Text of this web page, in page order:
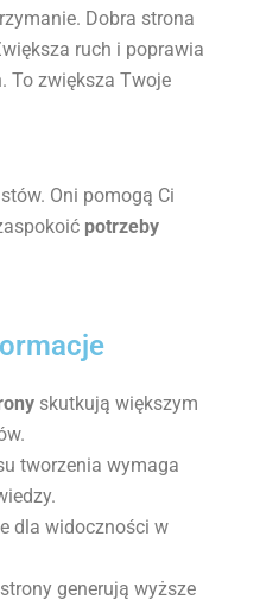
Dobra strona
ruch i poprawia
To zwiększa Twoje
Oni pomogą Ci
potrzeby
skutkują większym
tworzenia wymaga
dla widoczności w
generują wyższe